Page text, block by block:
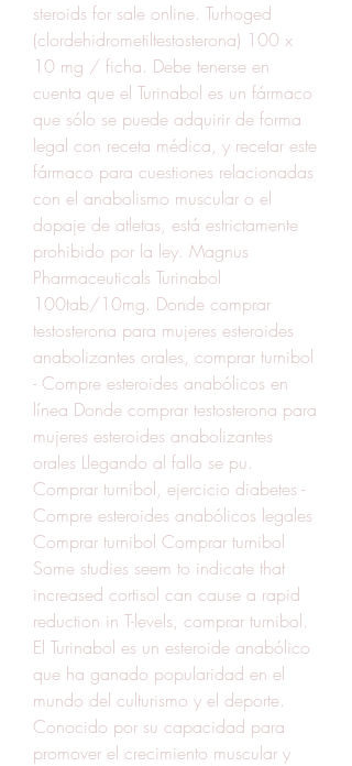
steroids for sale online. Turhoged
(clordehidrometiltestosterona) 100 x
10 mg / ficha. Debe tenerse en
cuenta que el Turinabol es un fármaco
que sólo se puede adquirir de forma
legal con receta médica, y recetar este
fármaco para cuestiones relacionadas
con el anabolismo muscular o el
dopaje de atletas, está estrictamente
prohibido por la ley. Magnus
Pharmaceuticals Turinabol
100tab/10mg. Donde comprar
testosterona para mujeres esteroides
anabolizantes orales, comprar turnibol
- Compre esteroides anabólicos en
línea Donde comprar testosterona para
mujeres esteroides anabolizantes
orales Llegando al fallo se pu.
Comprar turnibol, ejercicio diabetes -
Compre esteroides anabólicos legales
Comprar turnibol Comprar turnibol
Some studies seem to indicate that
increased cortisol can cause a rapid
reduction in T-levels, comprar turnibol.
El Turinabol es un esteroide anabólico
que ha ganado popularidad en el
mundo del culturismo y el deporte.
Conocido por su capacidad para
promover el crecimiento muscular y